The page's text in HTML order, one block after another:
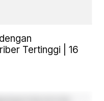
Tertinggi | 16